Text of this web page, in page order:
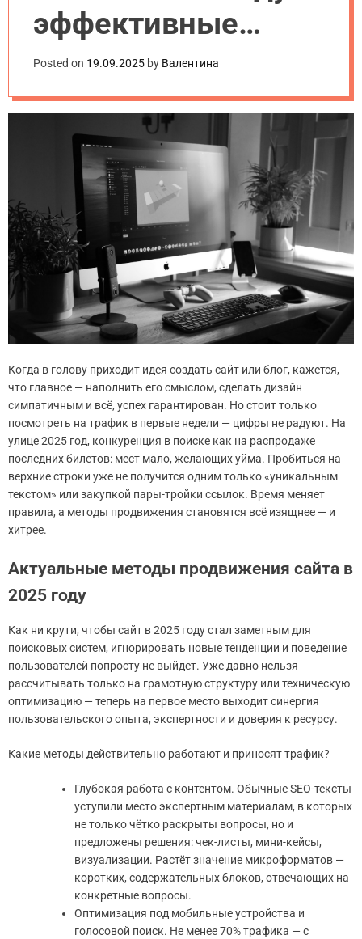
эффективные
методы и частые
ошибки
Posted on 19.09.2025 by Валентина
Когда в голову приходит идея создать сайт или блог, кажется,
что главное — наполнить его смыслом, сделать дизайн
симпатичным и всё, успех гарантирован. Но стоит только
посмотреть на трафик в первые недели — цифры не радуют. На
улице 2025 год, конкуренция в поиске как на распродаже
последних билетов: мест мало, желающих уйма. Пробиться на
верхние строки уже не получится одним только «уникальным
текстом» или закупкой пары-тройки ссылок. Время меняет
правила, а методы продвижения становятся всё изящнее — и
хитрее.
Актуальные методы продвижения сайта в
2025 году
Как ни крути, чтобы сайт в 2025 году стал заметным для
поисковых систем, игнорировать новые тенденции и поведение
пользователей попросту не выйдет. Уже давно нельзя
рассчитывать только на грамотную структуру или техническую
оптимизацию — теперь на первое место выходит синергия
пользовательского опыта, экспертности и доверия к ресурсу.
Какие методы действительно работают и приносят трафик?
Глубокая работа с контентом. Обычные SEO-тексты
уступили место экспертным материалам, в которых
не только чётко раскрыты вопросы, но и
предложены решения: чек-листы, мини-кейсы,
визуализации. Растёт значение микроформатов —
коротких, содержательных блоков, отвечающих на
конкретные вопросы.
Оптимизация под мобильные устройства и
голосовой поиск. Не менее 70% трафика — с